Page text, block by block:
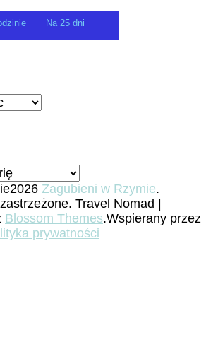
Na 25 dni
Zagubieni w Rzymie.
Travel Nomad |
Blossom Themes.Wspierany przez
prywatności